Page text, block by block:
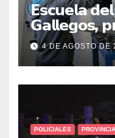
𝗘𝘀𝗰𝘂𝗲𝗹𝗮
𝗚𝗮𝗹𝗹𝗲𝗴𝗼𝘀,
𝘀𝗲𝗴𝘂𝗿𝗶𝗱𝗮𝗱:
𝗱𝗲 𝗹𝗼𝘀
4 DE AGOSTO DE
POLICIALES